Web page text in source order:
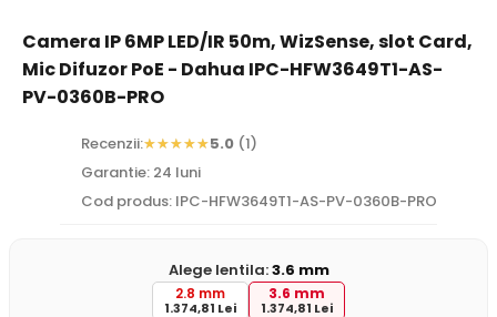
Camera IP 6MP LED/IR 50m, WizSense, slot Card,
Mic Difuzor PoE - Dahua IPC-HFW3649T1-AS-
PV-0360B-PRO
Recenzii: 5.0 (1)
Garantie: 24 luni
Cod produs: IPC-HFW3649T1-AS-PV-0360B-PRO
Alege lentila:3.6 mm
2.8 mm
1.374,81 Lei
3.6 mm
1.374,81 Lei